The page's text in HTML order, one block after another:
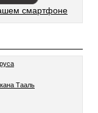
смартфоне
Тааль